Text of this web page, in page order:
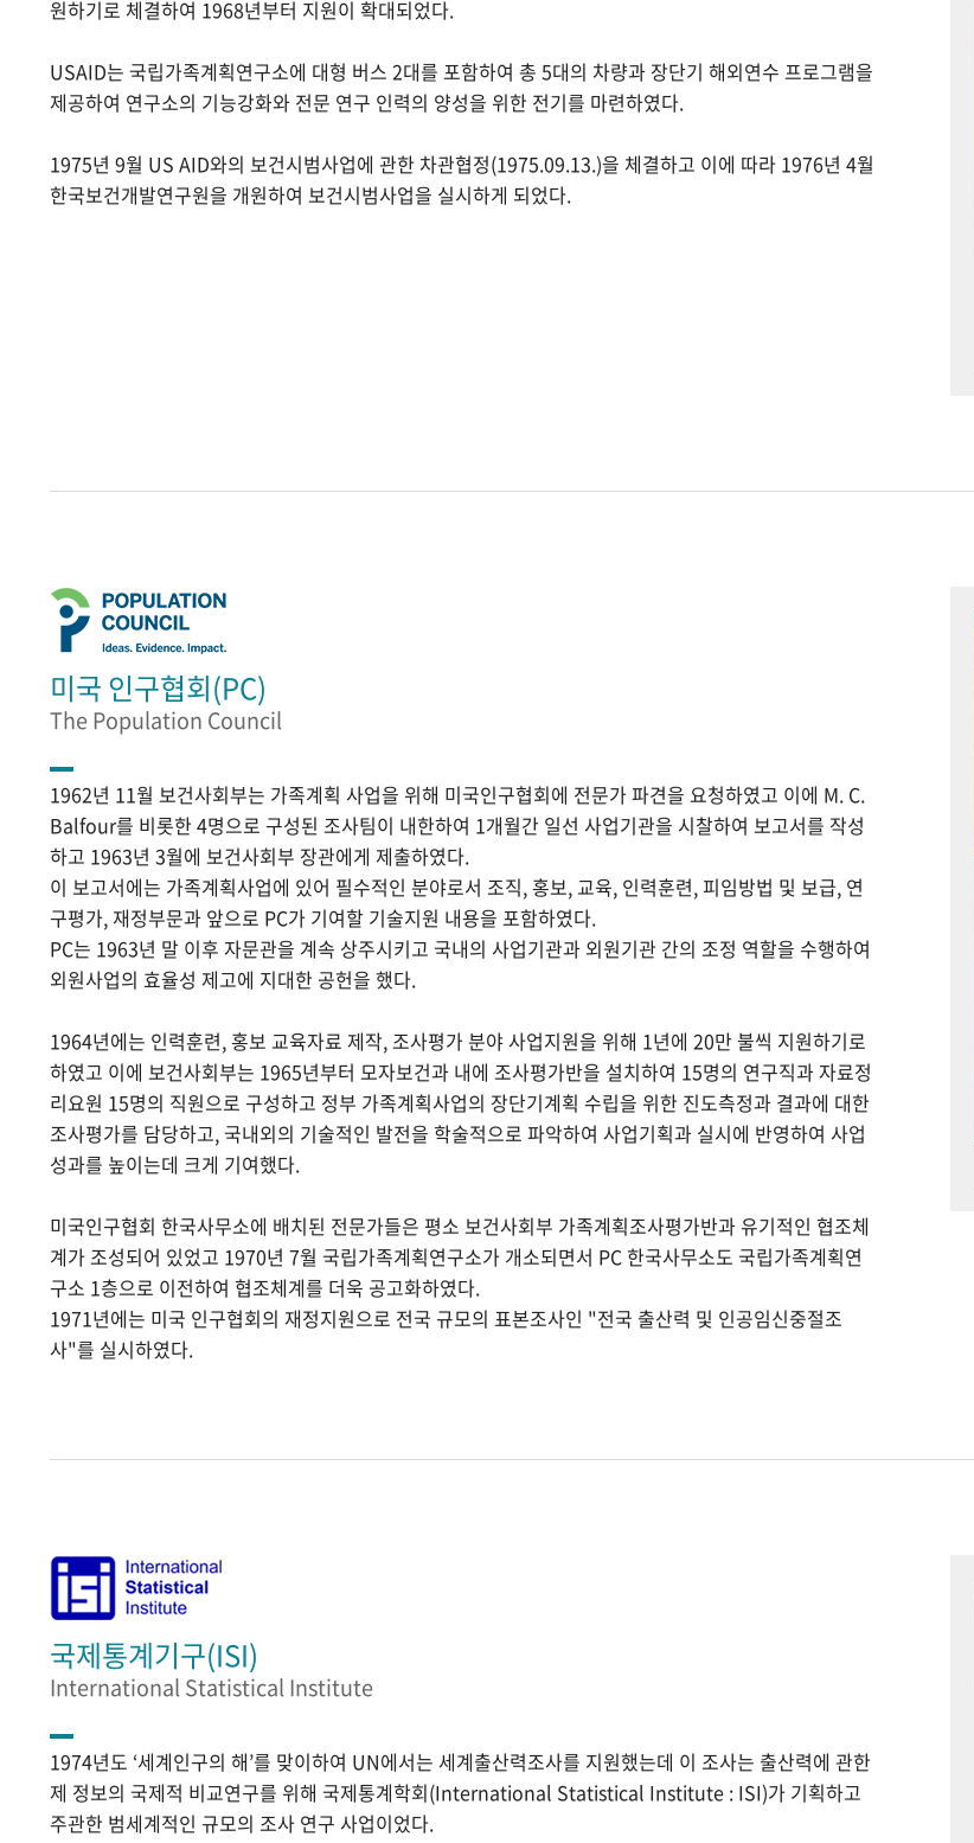
원하기로 체결하여 1968년부터 지원이 확대되었다.
USAID는 국립가족계획연구소에 대형 버스 2대를 포함하여 총 5대의 차량과 장단기 해외연수 프로그램을
제공하여 연구소의 기능강화와 전문 연구 인력의 양성을 위한 전기를 마련하였다.
1975년 9월 US AID와의 보건시범사업에 관한 차관협정(1975.09.13.)을 체결하고 이에 따라 1976년 4월
한국보건개발연구원을 개원하여 보건시범사업을 실시하게 되었다.
미국 인구협회(PC)
The Population Council
1962년 11월 보건사회부는 가족계획 사업을 위해 미국인구협회에 전문가 파견을 요청하였고 이에 M. C.
Balfour를 비롯한 4명으로 구성된 조사팀이 내한하여 1개월간 일선 사업기관을 시찰하여 보고서를 작성
하고 1963년 3월에 보건사회부 장관에게 제출하였다.
이 보고서에는 가족계획사업에 있어 필수적인 분야로서 조직, 홍보, 교육, 인력훈련, 피임방법 및 보급, 연
구평가, 재정부문과 앞으로 PC가 기여할 기술지원 내용을 포함하였다.
PC는 1963년 말 이후 자문관을 계속 상주시키고 국내의 사업기관과 외원기관 간의 조정 역할을 수행하여
외원사업의 효율성 제고에 지대한 공헌을 했다.
1964년에는 인력훈련, 홍보 교육자료 제작, 조사평가 분야 사업지원을 위해 1년에 20만 불씩 지원하기로
하였고 이에 보건사회부는 1965년부터 모자보건과 내에 조사평가반을 설치하여 15명의 연구직과 자료정
리요원 15명의 직원으로 구성하고 정부 가족계획사업의 장단기계획 수립을 위한 진도측정과 결과에 대한
조사평가를 담당하고, 국내외의 기술적인 발전을 학술적으로 파악하여 사업기획과 실시에 반영하여 사업
성과를 높이는데 크게 기여했다.
미국인구협회 한국사무소에 배치된 전문가들은 평소 보건사회부 가족계획조사평가반과 유기적인 협조체
계가 조성되어 있었고 1970년 7월 국립가족계획연구소가 개소되면서 PC 한국사무소도 국립가족계획연
구소 1층으로 이전하여 협조체계를 더욱 공고화하였다.
1971년에는 미국 인구협회의 재정지원으로 전국 규모의 표본조사인 "전국 출산력 및 인공임신중절조
사"를 실시하였다.
국제통계기구(ISI)
International Statistical Institute
1974년도 ‘세계인구의 해’를 맞이하여 UN에서는 세계출산력조사를 지원했는데 이 조사는 출산력에 관한
제 정보의 국제적 비교연구를 위해 국제통계학회(International Statistical Institute : ISI)가 기획하고
주관한 범세계적인 규모의 조사 연구 사업이었다.